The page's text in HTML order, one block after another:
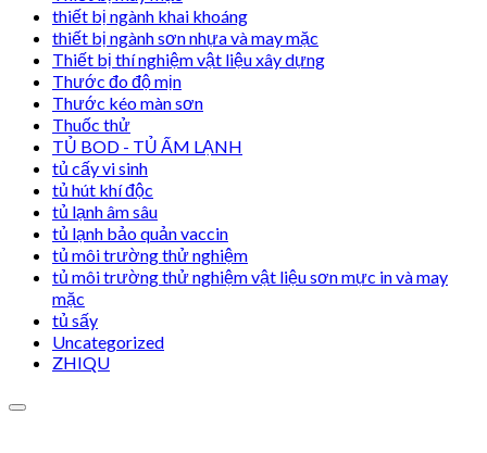
thiết bị ngành khai khoáng
thiết bị ngành sơn nhựa và may mặc
Thiết bị thí nghiệm vật liệu xây dựng
Thước đo độ mịn
Thước kéo màn sơn
Thuốc thử
TỦ BOD - TỦ ẤM LẠNH
tủ cấy vi sinh
tủ hút khí độc
tủ lạnh âm sâu
tủ lạnh bảo quản vaccin
tủ môi trường thử nghiệm
tủ môi trường thử nghiệm vật liệu sơn mực in và may
mặc
tủ sấy
Uncategorized
ZHIQU